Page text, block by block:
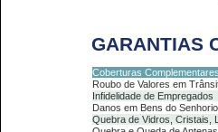
GARANTIAS
Coberturas Complementares
Roubo de Valores em
Infidelidade de Empregados
Danos em Bens do Senhorio
Quebra de Vidros, Cristais,